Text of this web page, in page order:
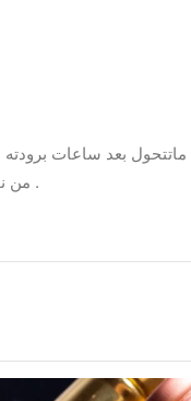
ماتتحول بعد ساعات برودته
من .